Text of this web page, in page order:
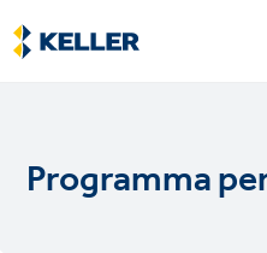
Skip
to
main
Programma